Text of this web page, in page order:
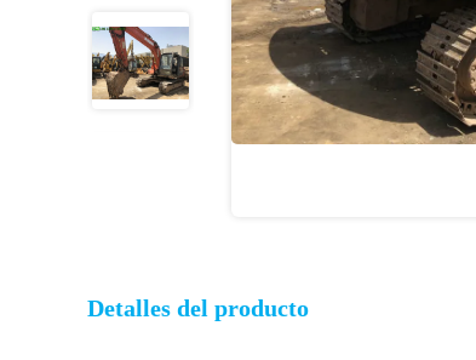
Detalles del producto